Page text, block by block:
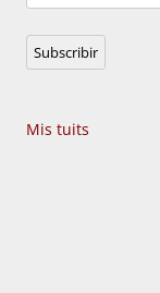
de
correo
electrónico
Subscribir
Mis tuits